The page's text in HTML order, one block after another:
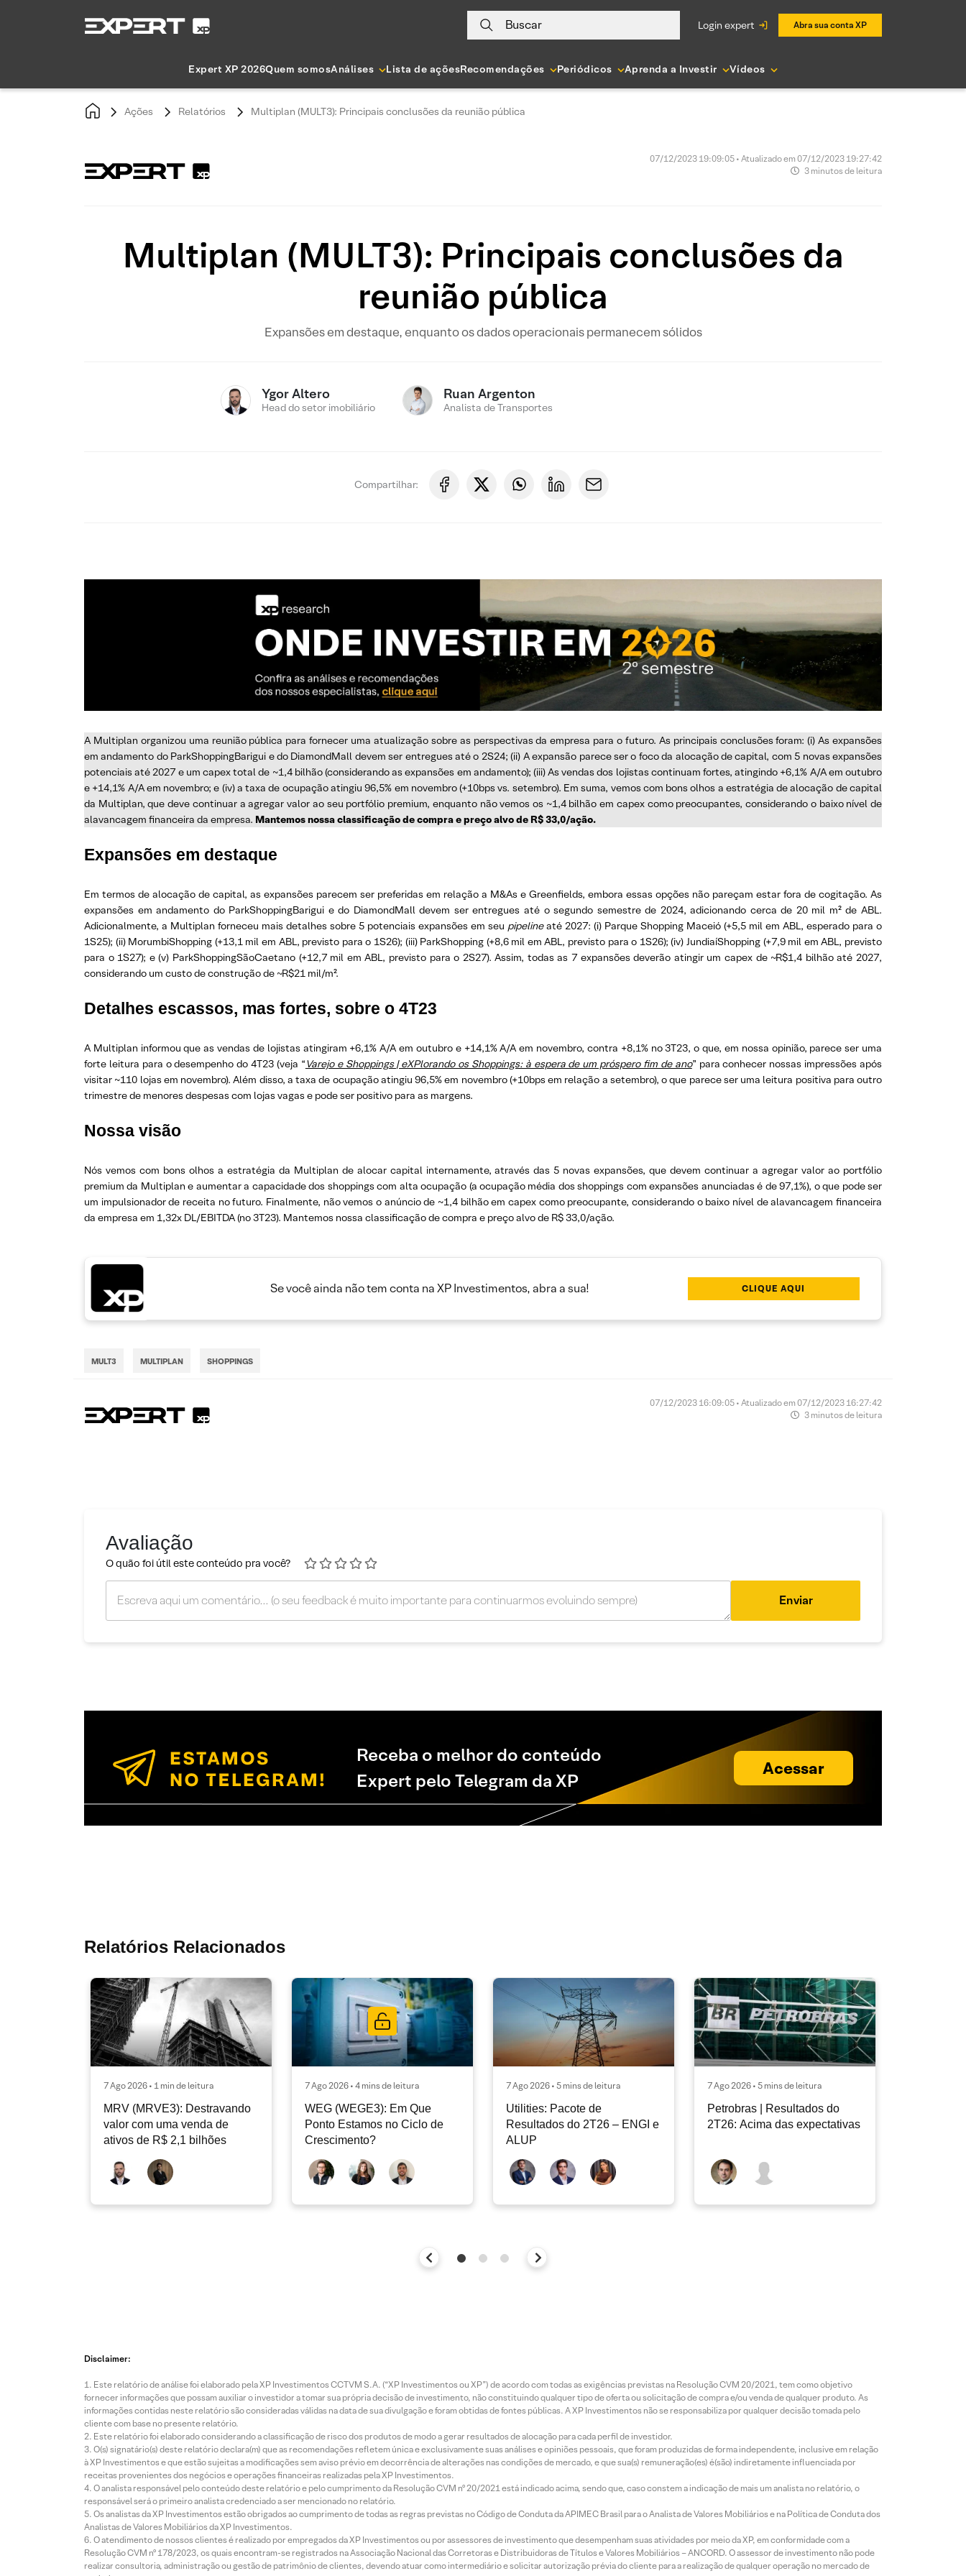
Buscar login expert Abra sua conta XP
Expert XP 2026Quem somosAnálises Lista de açõesRecomendações Periódicos Aprenda a Investir Vídeos
Ações Relatórios Multiplan (MULT3): Principais conclusões da reunião pública
07/12/2023 19:09:05 • Atualizado em 07/12/2023 19:27:42
3 minutos de leitura
Multiplan (MULT3): Principais conclusões da
reunião pública
Expansões em destaque, enquanto os dados operacionais permanecem sólidos
Ygor Altero
Head do setor imobiliário
Ruan Argenton
Analista de Transportes
Compartilhar:
A Multiplan organizou uma reunião pública para fornecer uma atualização sobre as perspectivas da empresa para o futuro. As principais conclusões foram: (i) As expansões
em andamento do ParkShoppingBarigui e do DiamondMall devem ser entregues até o 2S24; (ii) A expansão parece ser o foco da alocação de capital, com 5 novas expansões
potenciais até 2027 e um capex total de ~1,4 bilhão (considerando as expansões em andamento); (iii) As vendas dos lojistas continuam fortes, atingindo +6,1% A/A em outubro
e +14,1% A/A em novembro; e (iv) a taxa de ocupação atingiu 96,5% em novembro (+10bps vs. setembro). Em suma, vemos com bons olhos a estratégia de alocação de capital
da Multiplan, que deve continuar a agregar valor ao seu portfólio premium, enquanto não vemos os ~1,4 bilhão em capex como preocupantes, considerando o baixo nível de
alavancagem financeira da empresa. Mantemos nossa classificação de compra e preço alvo de R$ 33,0/ação.
Expansões em destaque
Em termos de alocação de capital, as expansões parecem ser preferidas em relação a M&As e Greenfields, embora essas opções não pareçam estar fora de cogitação. As
expansões em andamento do ParkShoppingBarigui e do DiamondMall devem ser entregues até o segundo semestre de 2024, adicionando cerca de 20 mil m² de ABL.
Adicionalmente, a Multiplan forneceu mais detalhes sobre 5 potenciais expansões em seu pipelineaté 2027: (i) Parque Shopping Maceió (+5,5 mil em ABL, esperado para o
1S25); (ii) MorumbiShopping (+13,1 mil em ABL, previsto para o 1S26); (iii) ParkShopping (+8,6 mil em ABL, previsto para o 1S26); (iv) JundiaíShopping (+7,9 mil em ABL, previsto
para o 1S27); e (v) ParkShoppingSãoCaetano (+12,7 mil em ABL, previsto para o 2S27). Assim, todas as 7 expansões deverão atingir um capex de ~R$1,4 bilhão até 2027,
considerando um custo de construção de ~R$21 mil/m².
Detalhes escassos, mas fortes, sobre o 4T23
A Multiplan informou que as vendas de lojistas atingiram +6,1% A/A em outubro e +14,1% A/A em novembro, contra +8,1% no 3T23, o que, em nossa opinião, parece ser uma
forte leitura para o desempenho do 4T23 (veja “Varejo e Shoppings | eXPlorando os Shoppings: à espera de um próspero fim de ano” para conhecer nossas impressões após
visitar ~110 lojas em novembro). Além disso, a taxa de ocupação atingiu 96,5% em novembro (+10bps em relação a setembro), o que parece ser uma leitura positiva para outro
trimestre de menores despesas com lojas vagas e pode ser positivo para as margens.
Nossa visão
Nós vemos com bons olhos a estratégia da Multiplan de alocar capital internamente, através das 5 novas expansões, que devem continuar a agregar valor ao portfólio
premium da Multiplan e aumentar a capacidade dos shoppings com alta ocupação (a ocupação média dos shoppings com expansões anunciadas é de 97,1%), o que pode ser
um impulsionador de receita no futuro. Finalmente, não vemos o anúncio de ~1,4 bilhão em capex como preocupante, considerando o baixo nível de alavancagem financeira
da empresa em 1,32x DL/EBITDA (no 3T23). Mantemos nossa classificação de compra e preço alvo de R$ 33,0/ação.
Se você ainda não tem conta na XP Investimentos, abra a sua! CLIQUE AQUI
MULT3 MULTIPLAN SHOPPINGS
07/12/2023 16:09:05 • Atualizado em 07/12/2023 16:27:42
3 minutos de leitura
Avaliação
O quão foi útil este conteúdo pra você?
Enviar
Receba o melhor do conteúdo
Expert pelo Telegram da XP
Acessar
Relatórios Relacionados
7 Ago 2026 • 1 min de leitura
MRV (MRVE3): Destravando
valor com uma venda de
ativos de R$ 2,1 bilhões
7 Ago 2026 • 4 mins de leitura
WEG (WEGE3): Em Que
Ponto Estamos no Ciclo de
Crescimento?
7 Ago 2026 • 5 mins de leitura
Utilities: Pacote de
Resultados do 2T26 – ENGI e
ALUP
7 Ago 2026 • 5 mins de leitura
Petrobras | Resultados do
2T26: Acima das expectativas
Disclaimer:
Este relatório de análise foi elaborado pela XP Investimentos CCTVM S.A. (“XP Investimentos ou XP”) de acordo com todas as exigências previstas na Resolução CVM 20/2021, tem como objetivo
fornecer informações que possam auxiliar o investidor a tomar sua própria decisão de investimento, não constituindo qualquer tipo de oferta ou solicitação de compra e/ou venda de qualquer produto. As
informações contidas neste relatório são consideradas válidas na data de sua divulgação e foram obtidas de fontes públicas. A XP Investimentos não se responsabiliza por qualquer decisão tomada pelo
cliente com base no presente relatório.
Este relatório foi elaborado considerando a classificação de risco dos produtos de modo a gerar resultados de alocação para cada perfil de investidor.
O(s) signatário(s) deste relatório declara(m) que as recomendações refletem única e exclusivamente suas análises e opiniões pessoais, que foram produzidas de forma independente, inclusive em relação
à XP Investimentos e que estão sujeitas a modificações sem aviso prévio em decorrência de alterações nas condições de mercado, e que sua(s) remuneração(es) é(são) indiretamente influenciada por
receitas provenientes dos negócios e operações financeiras realizadas pela XP Investimentos.
O analista responsável pelo conteúdo deste relatório e pelo cumprimento da Resolução CVM nº 20/2021 está indicado acima, sendo que, caso constem a indicação de mais um analista no relatório, o
responsável será o primeiro analista credenciado a ser mencionado no relatório.
Os analistas da XP Investimentos estão obrigados ao cumprimento de todas as regras previstas no Código de Conduta da APIMEC Brasil para o Analista de Valores Mobiliários e na Política de Conduta dos
Analistas de Valores Mobiliários da XP Investimentos.
O atendimento de nossos clientes é realizado por empregados da XP Investimentos ou por assessores de investimento que desempenham suas atividades por meio da XP, em conformidade com a
Resolução CVM nº 178/2023, os quais encontram-se registrados na Associação Nacional das Corretoras e Distribuidoras de Títulos e Valores Mobiliários – ANCORD. O assessor de investimento não pode
realizar consultoria, administração ou gestão de patrimônio de clientes, devendo atuar como intermediário e solicitar autorização prévia do cliente para a realização de qualquer operação no mercado de